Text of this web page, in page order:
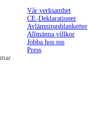
Vår verksamhet
CE-Deklarationer
Avlämningsblanketter
Allmänna villkor
Jobba hos oss
Press